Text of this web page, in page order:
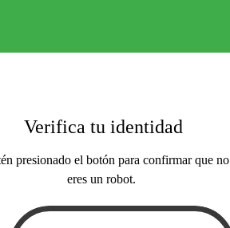
Verifica tu identidad
presionado el botón para confirmar que no
eres un robot.